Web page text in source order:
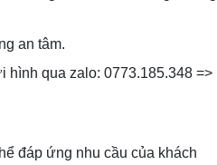
an tâm.
hình qua zalo: 0773.185.348 =>
đáp ứng nhu cầu của khách